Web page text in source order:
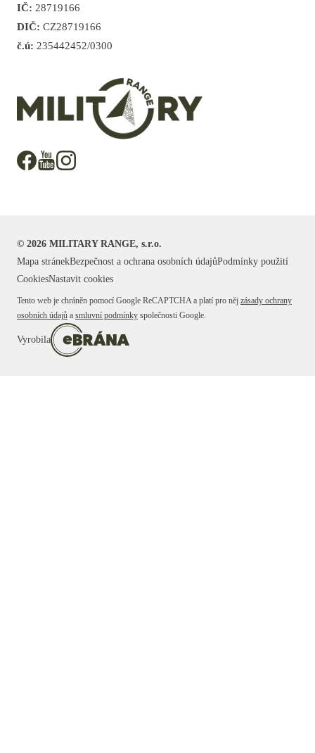
IČ: 28719166
DIČ: CZ28719166
č.ú: 235442452/0300
© 2026 MILITARY RANGE, s.r.o.
Mapa stránekBezpečnost a ochrana osobních údajůPodmínky použití
CookiesNastavit cookies
Tento web je chráněn pomocí Google ReCAPTCHA a platí pro něj zásady ochrany
osobních údajů a smluvní podmínky společnosti Google.
Vyrobila